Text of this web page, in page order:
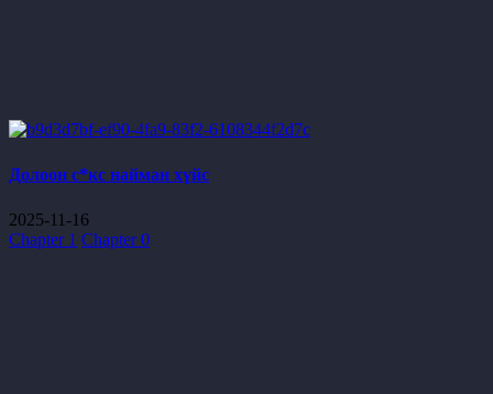
Долоон с*кс найман хүйс
2025-11-16
Chapter 1 Chapter 0